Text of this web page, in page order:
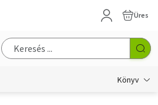
Üres
Könyv